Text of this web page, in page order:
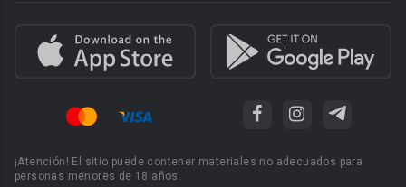
¡Atención! El sitio puede contener materiales no adecuados para
personas menores de 18 años.